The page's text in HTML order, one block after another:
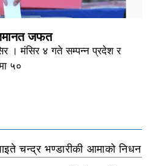
जफत
। मंसिर ४ गते सम्पन्न प्रदेश र
५०
चन्द्र भण्डारीकी आमाको निधन